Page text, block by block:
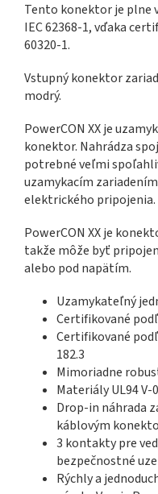
Tento konektor je plne
IEC 62368-1, vďaka
60320-1.
Vstupný konektor
modrý.
PowerCON XX je
konektor. Nahrádza
potrebné veľmi
uzamykacím
elektrického pripojenia.
PowerCON XX je
takže môže byť
alebo pod napätím.
Uzamykateľný
Certifikované
Certifikované
182.3
Mimoriadne
Materiály UL94 V-0
Drop-in náhrada
káblovým
3 kontakty pre
bezpečnostné
Rýchly a